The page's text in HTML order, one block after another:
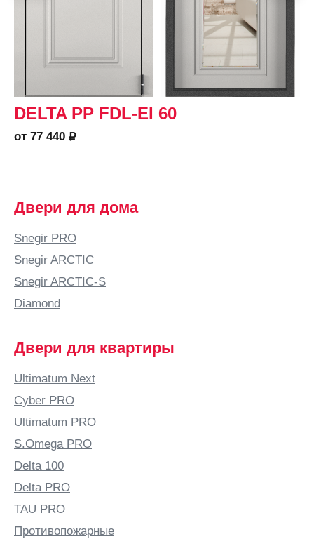
DELTA PP FDL-EI 60
от 77 440
Двери для дома
Snegir PRO
Snegir ARCTIC
Snegir ARCTIC-S
Diamond
Двери для квартиры
Ultimatum Next
Cyber PRO
Ultimatum PRO
S.Omega PRO
Delta 100
Delta PRO
TAU PRO
Противопожарные